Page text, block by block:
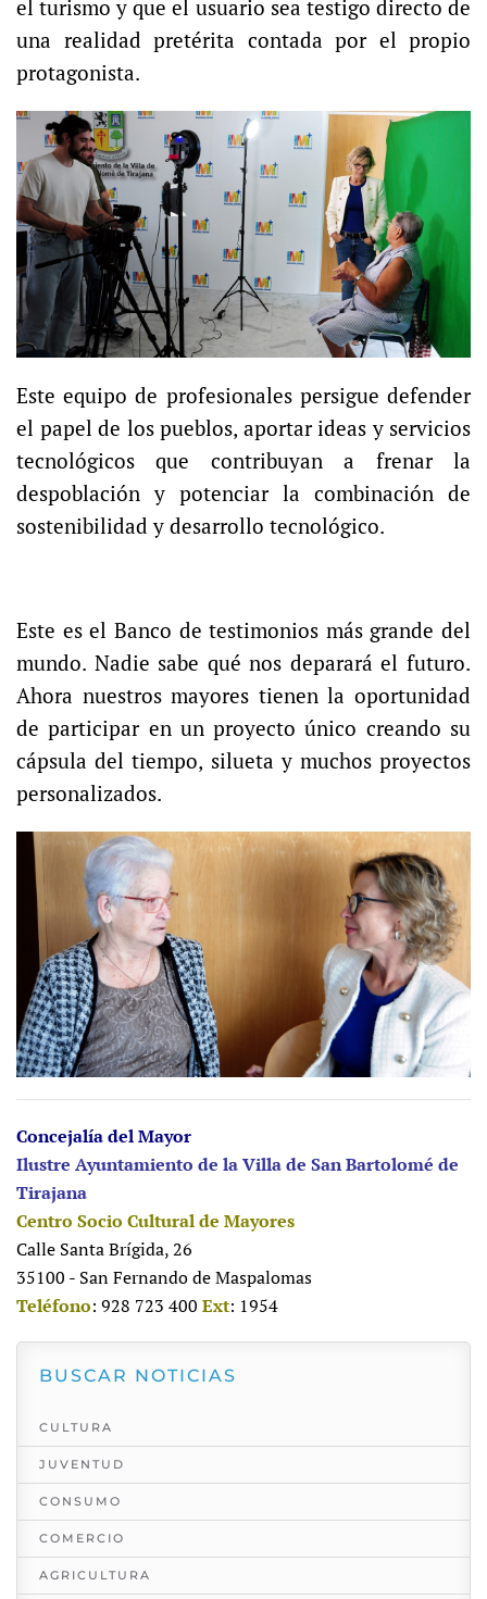
el turismo y que el usuario sea testigo directo de
una realidad pretérita contada por el propio
protagonista.
Este equipo de profesionales persigue defender
el papel de los pueblos, aportar ideas y servicios
tecnológicos que contribuyan a frenar la
despoblación y potenciar la combinación de
sostenibilidad y desarrollo tecnológico.
Este es el Banco de testimonios más grande del
mundo. Nadie sabe qué nos deparará el futuro.
Ahora nuestros mayores tienen la oportunidad
de participar en un proyecto único creando su
cápsula del tiempo, silueta y muchos proyectos
personalizados.
Concejalía del Mayor
Ilustre Ayuntamiento de la Villa de San Bartolomé de
Tirajana
Centro Socio Cultural de Mayores
Calle Santa Brígida, 26
35100 - San Fernando de Maspalomas
Teléfono: 928 723 400 Ext: 1954
BUSCAR NOTICIAS
CULTURA
JUVENTUD
CONSUMO
COMERCIO
AGRICULTURA